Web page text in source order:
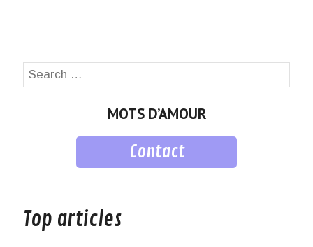
Search
MOTS D’AMOUR
Contact
Top articles